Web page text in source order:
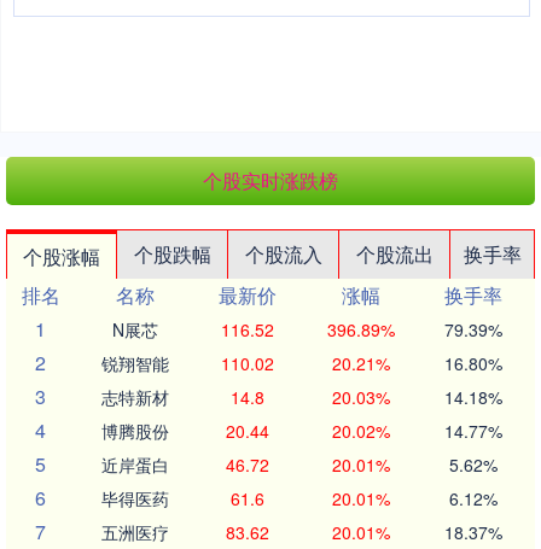
个股实时涨跌榜
个股涨幅 个股跌幅 个股流入 个股流出
换手率
排名
名称 最新价 涨幅
换手率
1
N展芯 116.52 396.89% 79.39%
2 锐翔智能 110.02 20.21% 16.80%
3 志特新材 14.8 20.03% 14.18%
4 博腾股份 20.44 20.02% 14.77%
5 近岸蛋白 46.72 20.01% 5.62%
6 毕得医药 61.6 20.01% 6.12%
7 五洲医疗 83.62 20.01% 18.37%